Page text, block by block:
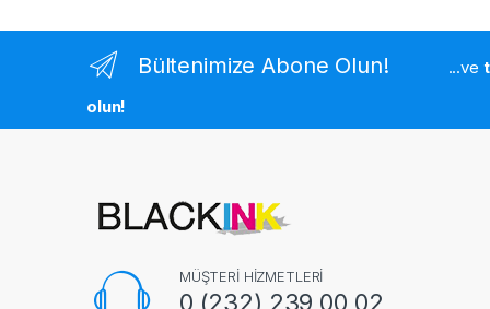
Bültenimize Abone Olun! ...ve
olun!
MÜŞTERİ HİZMETLERİ
0 (232) 239 00 02